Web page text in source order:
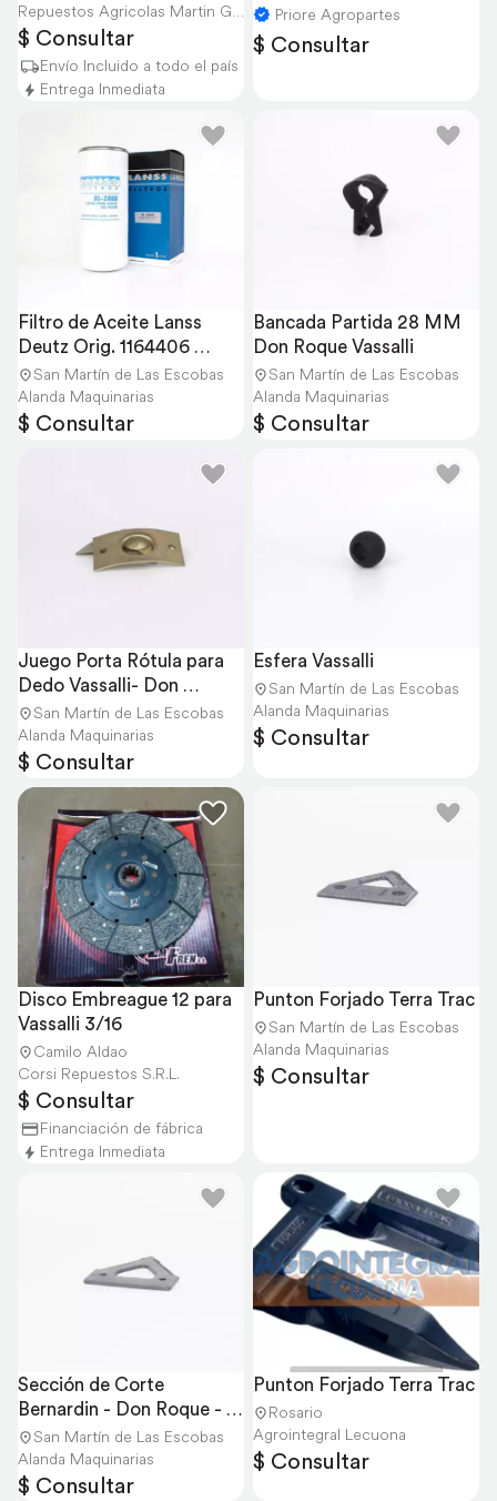
Repuestos Agricolas Martin Gorr S.R.L.
$ Consultar
Envío Incluido a todo el país
Entrega Inmediata
Priore Agropartes
$ Consultar
Filtro de Aceite Lanss
Deutz Orig. 1164406
4305722
San Martín de Las Escobas
Alanda Maquinarias
$ Consultar
Bancada Partida 28 MM
Don Roque Vassalli
San Martín de Las Escobas
Alanda Maquinarias
$ Consultar
Juego Porta Rótula para
Dedo Vassalli- Don
Roque- Bernardín
San Martín de Las Escobas
Alanda Maquinarias
$ Consultar
Esfera Vassalli
San Martín de Las Escobas
Alanda Maquinarias
$ Consultar
Disco Embreague 12 para
Vassalli 3/16
Camilo Aldao
Corsi Repuestos S.R.L.
$ Consultar
Financiación de fábrica
Entrega Inmediata
Punton Forjado Terra Trac
San Martín de Las Escobas
Alanda Maquinarias
$ Consultar
Sección de Corte
Bernardin - Don Roque -
Vassalli - Metalfor
San Martín de Las Escobas
Alanda Maquinarias
$ Consultar
Punton Forjado Terra Trac
Rosario
Agrointegral Lecuona
$ Consultar